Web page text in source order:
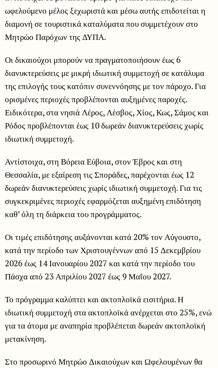
ωφελούμενο μέλος ξεχωριστά και μέσω αυτής επιδοτείται η
διαμονή σε τουριστικά καταλύματα που συμμετέχουν στο
Μητρώο Παρόχων της ΔΥΠΑ.
Οι δικαιούχοι μπορούν να πραγματοποιήσουν έως 6
διανυκτερεύσεις με μικρή ιδιωτική συμμετοχή σε κατάλυμα
της επιλογής τους κατόπιν συνεννόησης με τον πάροχο. Για
ορισμένες περιοχές προβλέπονται αυξημένες παροχές.
Ειδικότερα, στα νησιά Λέρος, Λέσβος, Χίος, Κως, Σάμος και
Ρόδος προβλέπονται έως 10 δωρεάν διανυκτερεύσεις χωρίς
ιδιωτική συμμετοχή.
Αντίστοιχα, στη Βόρεια Εύβοια, στον Έβρος και στη
Θεσσαλία, με εξαίρεση τις Σποράδες, παρέχονται έως 12
δωρεάν διανυκτερεύσεις χωρίς ιδιωτική συμμετοχή. Για τις
συγκεκριμένες περιοχές εφαρμόζεται αυξημένη επιδότηση
καθ’ όλη τη διάρκεια του προγράμματος.
Οι τιμές επιδότησης αυξάνονται κατά 20% τον Αύγουστο,
κατά την περίοδο των Χριστουγέννων από 15 Δεκεμβρίου
2026 έως 14 Ιανουαρίου 2027 και κατά την περίοδο του
Πάσχα από 23 Απριλίου 2027 έως 9 Μαΐου 2027.
Το πρόγραμμα καλύπτει και ακτοπλοϊκά εισιτήρια. Η
ιδιωτική συμμετοχή στα ακτοπλοϊκά ανέρχεται στο 25%, ενώ
για τα άτομα με αναπηρία προβλέπεται δωρεάν ακτοπλοϊκή
μετακίνηση.
Στο προσωρινό Μητρώο Δικαιούχων και Ωφελουμένων θα